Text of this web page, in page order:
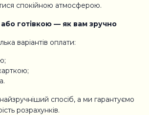
спокійною атмосферою.
готівкою — як вам зручно
варіантів оплати:
спосіб, а ми гарантуємо
розрахунків.